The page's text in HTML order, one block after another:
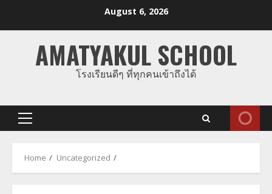
August 6, 2026
AMATYAKUL SCHOOL
โรงเรียนดีๆ ที่ทุกคนเข้าถึงได้
Primary
Home Uncategorized